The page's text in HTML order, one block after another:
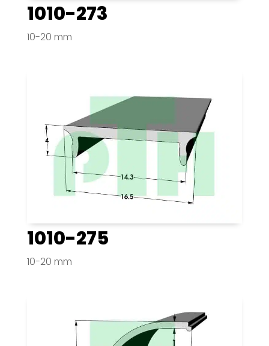
1010-273
10-20 mm
1010-275
10-20 mm